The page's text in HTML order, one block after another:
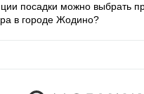
посадки можно выбрать
в городе Жодино?